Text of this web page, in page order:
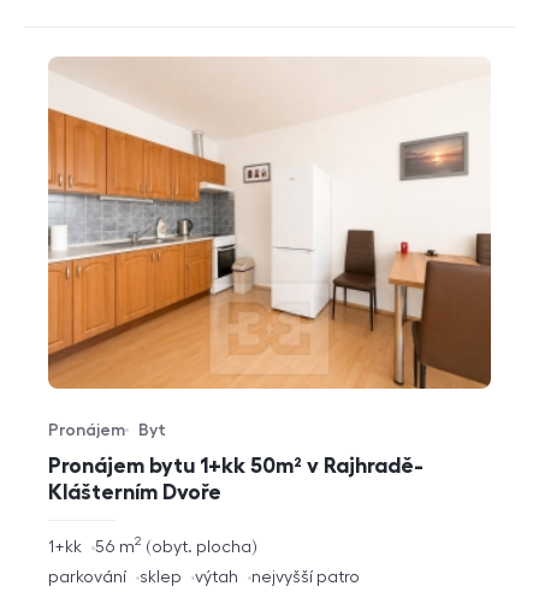
Pronájem bytu 1+kk 50m² v Rajhradě-
Klášterním Dvoře
Typ nabídky
Pronájem
Typ nemovitosti
Byt
rozměry
dispozice
1+kk obyt. plocha
56 m2
funkce
parkování sklep výtah nejvyšší patro